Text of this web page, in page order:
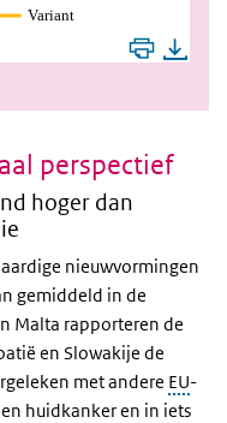
Variant
perspectief
hoger dan
nieuwvormingen
gemiddeld in de
Malta rapporteren de
en Slowakije de
met andere EU-
huidkanker en in iets